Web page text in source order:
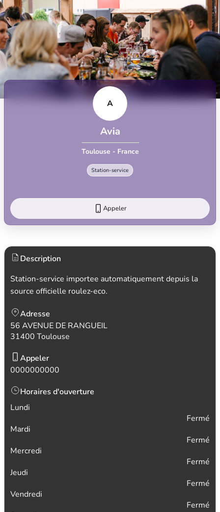
A
Avia
Toulouse - France
Station-service
Appeler
Description
Station-service importee automatiquement depuis la
source officielle roulez-eco.
Adresse
56 AVENUE DE RANGUEIL
31400 Toulouse
Appeler
0000000000
Horaires d'ouverture
Lundi
Fermé
Mardi
Fermé
Mercredi
Fermé
Jeudi
Fermé
Vendredi
Fermé